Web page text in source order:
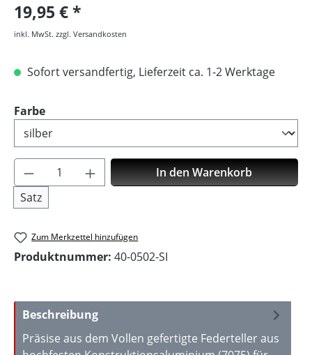
19,95 €
inkl. MwSt. zzgl. Versandkosten
Sofort versandfertig, Lieferzeit ca. 1-2 Werktage
Farbeauswählen
Produkt Anzahl: Gib den gewünschten
Satz
In den Warenkorb
Zum Merkzettel hinzufügen
Produktnummer: 40-0502-SI
Beschreibung
Präsise aus dem Vollen gefertigte Federteller aus